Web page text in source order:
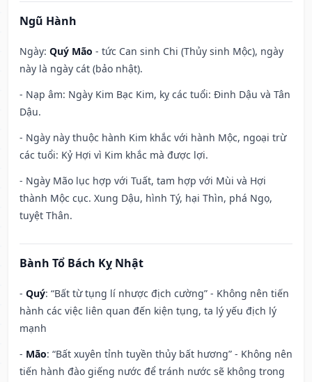
Ngũ Hành
Ngày: Quý Mão - tức Can sinh Chi (Thủy sinh Mộc), ngày
này là ngày cát (bảo nhật).
- Nạp âm: Ngày Kim Bạc Kim, kỵ các tuổi: Đinh Dậu và Tân
Dậu.
- Ngày này thuộc hành Kim khắc với hành Mộc, ngoại trừ
các tuổi: Kỷ Hợi vì Kim khắc mà được lợi.
- Ngày Mão lục hợp với Tuất, tam hợp với Mùi và Hợi
thành Mộc cục. Xung Dậu, hình Tý, hại Thìn, phá Ngọ,
tuyệt Thân.
Bành Tổ Bách Kỵ Nhật
- Quý: “Bất từ tụng lí nhược địch cường” - Không nên tiến
hành các việc liên quan đến kiện tụng, ta lý yếu địch lý
mạnh
- Mão: “Bất xuyên tỉnh tuyền thủy bất hương” - Không nên
tiến hành đào giếng nước để tránh nước sẽ không trong